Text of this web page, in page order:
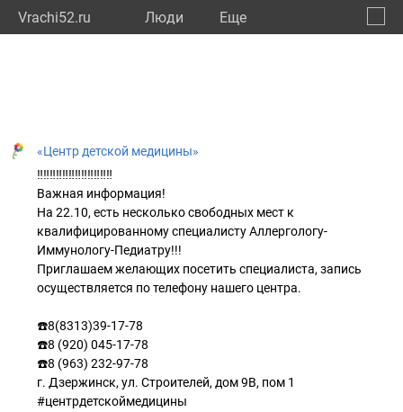
Vrachi52.ru Люди Eще
«Центр детской медицины»
‼️‼️‼️‼️‼️‼️‼️‼️‼️‼️‼️‼️
Важная информация!
На 22.10, есть несколько свободных мест к
квалифицированному специалисту Аллергологу-
Иммунологу-Педиатру!!!
Приглашаем желающих посетить специалиста, запись
осуществляется по телефону нашего центра.
☎️8(8313)39-17-78
☎️8 (920) 045-17-78
☎️8 (963) 232-97-78
г. Дзержинск, ул. Строителей, дом 9В, пом 1
#центрдетскоймедицины